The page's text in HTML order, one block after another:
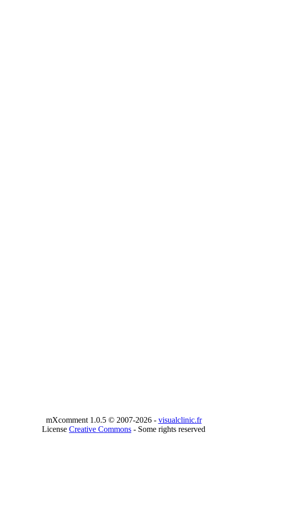
mXcomment 1.0.5 © 2007-2026 - visualclinic.fr
License Creative Commons - Some rights reserved